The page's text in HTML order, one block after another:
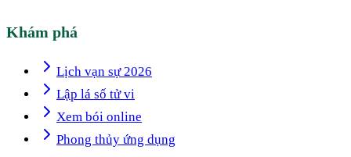
Khám phá
Lịch vạn sự 2026
Lập lá số tử vi
Xem bói online
Phong thủy ứng dụng